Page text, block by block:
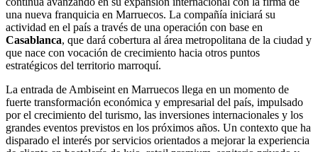
una nueva franquicia en Marruecos. La compañía iniciará su
actividad en el país a través de una operación con base en
Casablanca, que dará cobertura al área metropolitana de la ciudad y
que nace con vocación de crecimiento hacia otros puntos
estratégicos del territorio marroquí.
La entrada de Ambiseint en Marruecos llega en un momento de
fuerte transformación económica y empresarial del país, impulsado
por el crecimiento del turismo, las inversiones internacionales y los
grandes eventos previstos en los próximos años. Un contexto que ha
disparado el interés por servicios orientados a mejorar la experiencia